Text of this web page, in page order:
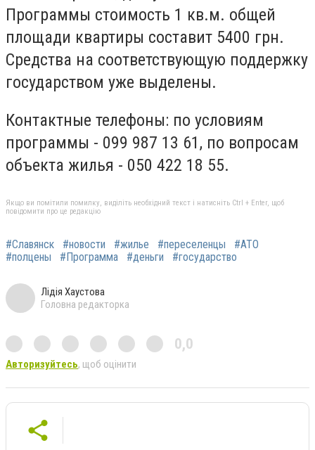
Программы стоимость 1 кв.м. общей
площади квартиры составит 5400 грн.
Средства на соответствующую поддержку
государством уже выделены.
Контактные телефоны: по условиям
программы - 099 987 13 61, по вопросам
объекта жилья - 050 422 18 55.
Якщо ви помітили помилку, виділіть необхідний текст і натисніть Ctrl + Enter, щоб
повідомити про це редакцію
#Славянск #новости #жилье #переселенцы
#АТО
#полцены
#Программа #деньги #государство
Лідія Хаустова
Головна редакторка
0,0
Авторизуйтесь, щоб оцінити